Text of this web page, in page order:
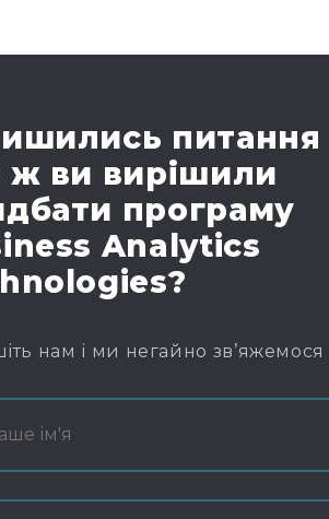
питання
ж ви вирішили
програму
Analytics
нам і ми негайно